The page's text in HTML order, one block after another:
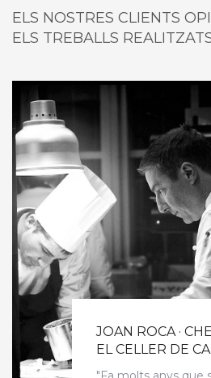
ELS NOSTRES CLIENTS
ELS TREBALLS
JOAN ROCA ·
EL CELLER DE